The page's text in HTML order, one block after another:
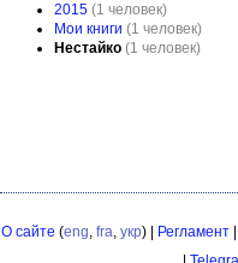
2015 (1 человек)
Мои книги (1 человек)
Нестайко (1 человек)
О сайте (eng, fra, укр) | Регламент|